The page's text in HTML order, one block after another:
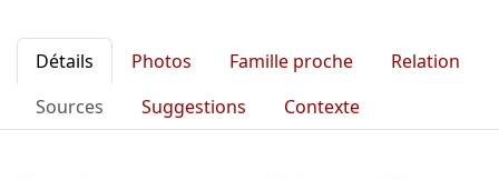
Détails Photos Famille proche
Relation
Sources
Suggestions Contexte